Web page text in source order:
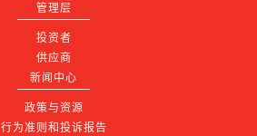
管理层
投资者
供应商
新闻中心
政策与资源
行为准则和投诉报告